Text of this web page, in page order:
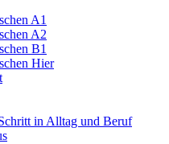
A1
A2
B1
Hier
in Alltag und Beruf